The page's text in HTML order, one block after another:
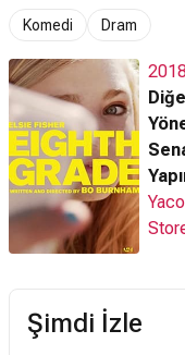
Komedi Dram
Şimdi İzle